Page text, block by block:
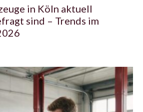
in Köln aktuell
sind – Trends im